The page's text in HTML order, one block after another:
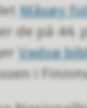
Måsøy
de på
Vadsø
i